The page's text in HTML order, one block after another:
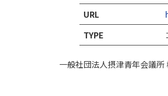
URL
TYPE
一般社団法人摂津青年会議所